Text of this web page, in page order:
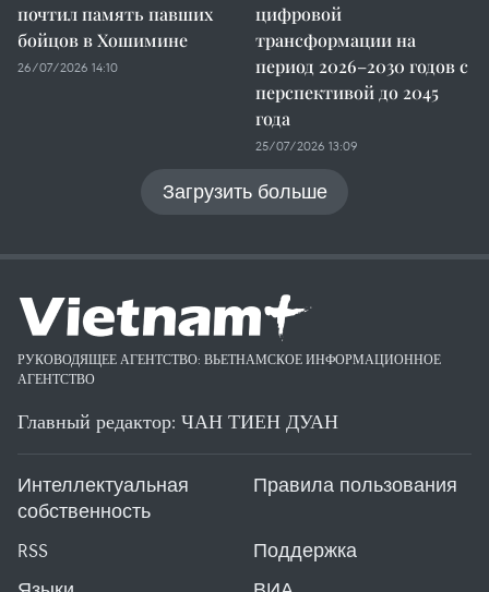
почтил память павших
бойцов в Хошимине
26/07/2026 14:10
цифровой
трансформации на
период 2026–2030 годов с
перспективой до 2045
года
25/07/2026 13:09
Загрузить больше
РУКОВОДЯЩЕЕ АГЕНТСТВО: ВЬЕТНАМСКОЕ ИНФОРМАЦИОННОЕ
АГЕНТСТВО
Главный редактор: ЧАН ТИЕН ДУАН
Интеллектуальная
собственность
Правила пользования
RSS
Поддержка